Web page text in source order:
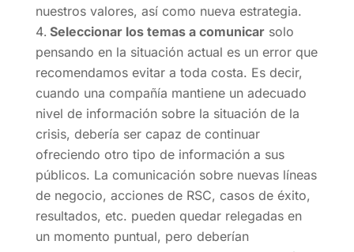
nuestros valores, así como nueva estrategia.
Seleccionar los temas a comunicarsolo
pensando en la situación actual es un error que
recomendamos evitar a toda costa. Es decir,
cuando una compañía mantiene un adecuado
nivel de información sobre la situación de la
crisis, debería ser capaz de continuar
ofreciendo otro tipo de información a sus
públicos. La comunicación sobre nuevas líneas
de negocio, acciones de RSC, casos de éxito,
resultados, etc. pueden quedar relegadas en
un momento puntual, pero deberían